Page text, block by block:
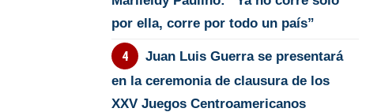
por ella, corre por todo un país”
Juan Luis Guerra se presentará
en la ceremonia de clausura de los
XXV Juegos Centroamericanos